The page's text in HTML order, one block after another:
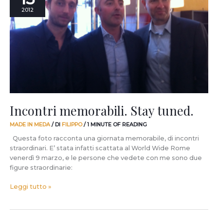
2012
Incontri memorabili. Stay tuned.
MADE IN MEDA/ DI FILIPPO/1 MINUTE OF READING
Questa foto racconta una giornata memorabile, di incontri
straordinari. E’ stata infatti scattata al World Wide Rome
venerdì 9 marzo, e le persone che vedete con me sono due
figure straordinarie:
Stay
Leggi tutto »